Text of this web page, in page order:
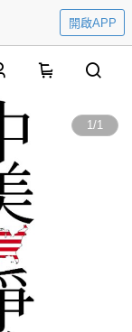
開啟APP
1/1